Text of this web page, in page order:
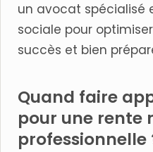
un avocat spécialisé
sociale pour
succès et bien
Quand faire
pour une rente
professionnelle